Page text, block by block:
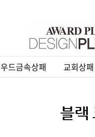
우드금속상패 교회상패
블랙